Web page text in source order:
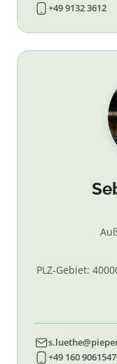
+49 9132 3612
PLZ-Gebiet:
+49 160